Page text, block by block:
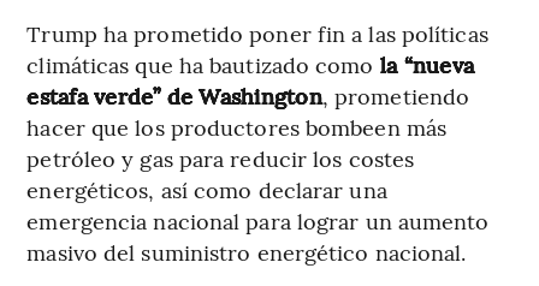
Trump ha prometido poner fin a las políticas
climáticas que ha bautizado como la “nueva
estafa verde” de Washington, prometiendo
hacer que los productores bombeen más
petróleo y gas para reducir los costes
energéticos, así como declarar una
emergencia nacional para lograr un aumento
masivo del suministro energético nacional.